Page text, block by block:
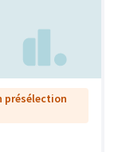
présélection